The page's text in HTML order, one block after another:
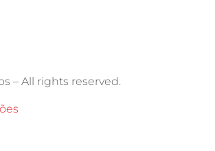
– All rights reserved.